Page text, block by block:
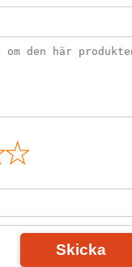
Skicka